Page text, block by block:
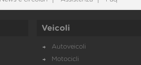
Veicoli
Autoveicoli
Motocicli